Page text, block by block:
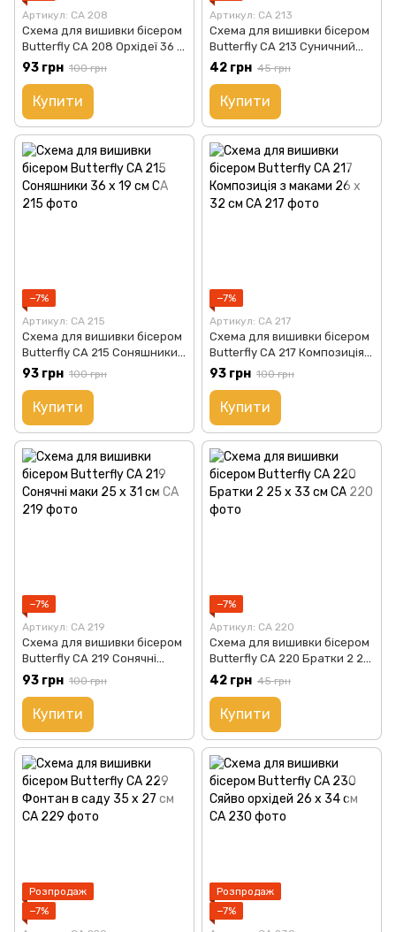
Артикул: СА 208
Схема для вишивки бісером
Butterfly СА 208 Орхідеї 36 х
25 см
93 грн 100 грн
Купити
Артикул: СА 213
Схема для вишивки бісером
Butterfly СА 213 Суничний
натюрморт 25 х 31 см
42 грн 45 грн
Купити
−7%
Артикул: СА 215
Схема для вишивки бісером
Butterfly СА 215 Соняшники
36 х 19 см
93 грн 100 грн
Купити
−7%
Артикул: СА 217
Схема для вишивки бісером
Butterfly СА 217 Композиція з
маками 26 х 32 см
93 грн 100 грн
Купити
−7%
Артикул: СА 219
Схема для вишивки бісером
Butterfly СА 219 Сонячні
маки 25 х 31 см
93 грн 100 грн
Купити
−7%
Артикул: СА 220
Схема для вишивки бісером
Butterfly СА 220 Братки 2 25
х 33 см
42 грн 45 грн
Купити
Розпродаж
−7%
Розпродаж
−7%